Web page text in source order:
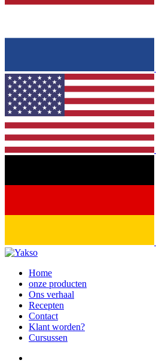
Home
onze producten
Ons verhaal
Recepten
Contact
Klant worden?
Cursussen